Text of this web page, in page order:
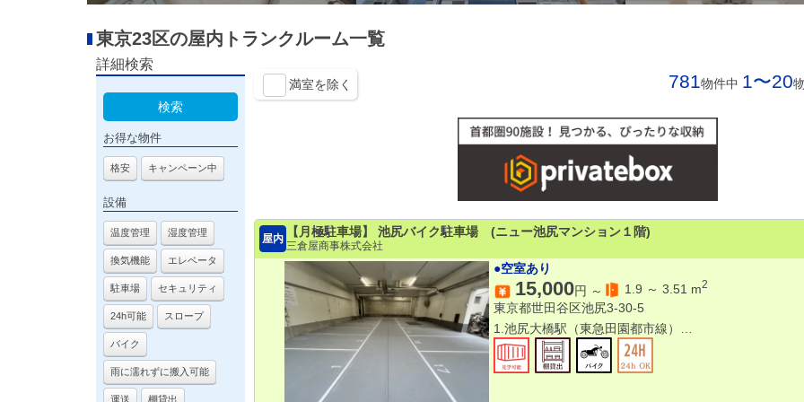
東京23区の屋内トランクルーム一覧
詳細検索
検索
お得な物件
格安 キャンペーン中
設備
温度管理 湿度管理
換気機能 エレベータ
駐車場 セキュリティ
24h可能 スロープ
バイク
雨に濡れずに搬入可能
運送 棚貸出
満室を除く 781物件中 1〜20
屋内
【月極駐車場】 池尻バイク駐車場 (ニュー池尻マンション１階)
三倉屋商事株式会社
●空室あり
15,000円 ～ 1.9 ～ 3.51 m2
東京都世田谷区池尻3-30-5
1.池尻大橋駅（東急田園都市線）
徒歩約7〜8分 ※最寄り駅
2.三軒茶屋駅（東急田園都市線・世田谷線） 徒歩約15
3.駒場東大前駅（京王井の頭線）